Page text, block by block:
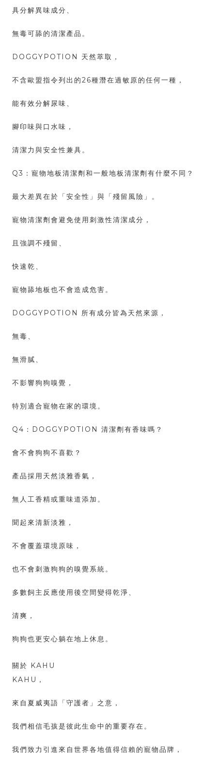
具分解異味成分、
無毒可舔的清潔產品。
DOGGYPOTION 天然萃取，
不含歐盟指令列出的26種潛在過敏原的任何一種，
能有效分解尿味、
腳印味與口水味，
清潔力與安全性兼具。
Q3：寵物地板清潔劑和一般地板清潔劑有什麼不同？
最大差異在於「安全性」與「殘留風險」。
寵物清潔劑會避免使用刺激性清潔成分，
且強調不殘留、
快速乾、
寵物舔地板也不會造成危害。
DOGGYPOTION 所有成分皆為天然來源，
無毒、
無滑膩、
不影響狗狗嗅覺，
特別適合寵物在家的環境。
Q4：DOGGYPOTION 清潔劑有香味嗎？
會不會狗狗不喜歡？
產品採用天然淡雅香氣，
無人工香精或重味道添加。
聞起來清新淡雅，
不會覆蓋環境原味，
也不會刺激狗狗的嗅覺系統。
多數飼主反應使用後空間變得乾淨、
清爽，
狗狗也更安心躺在地上休息。
關於 KAHU
KAHU，
來自夏威夷語「守護者」之意，
我們相信毛孩是彼此生命中的重要存在。
我們致力引進來自世界各地值得信賴的寵物品牌，